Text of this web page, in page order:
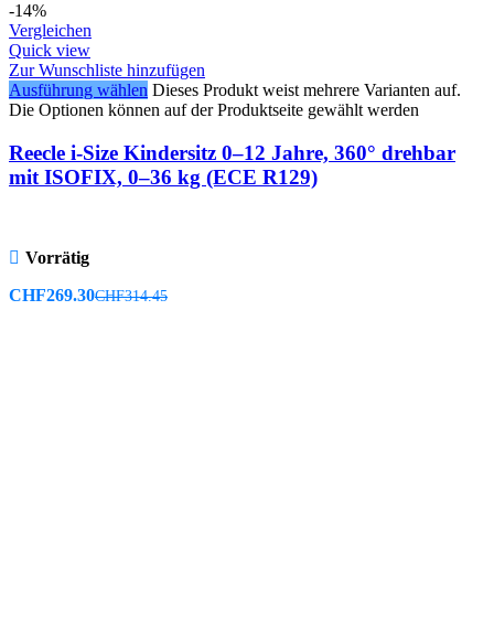
-14%
Vergleichen
Quick view
Zur Wunschliste hinzufügen
Ausführung wählen Dieses Produkt weist mehrere Varianten auf.
Die Optionen können auf der Produktseite gewählt werden
Reecle i-Size Kindersitz 0–12 Jahre, 360° drehbar
mit ISOFIX, 0–36 kg (ECE R129)
Vorrätig
CHF269.30CHF314.45